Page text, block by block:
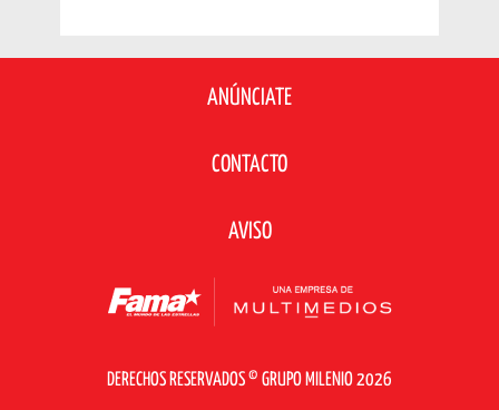
ANÚNCIATE
CONTACTO
AVISO
DERECHOS RESERVADOS © GRUPO MILENIO 2026